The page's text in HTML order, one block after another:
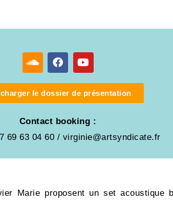
le dossier de présentation
Contact booking :
69 63 04 60 / virginie@artsyndicate.fr
Marie proposent un set acoustique